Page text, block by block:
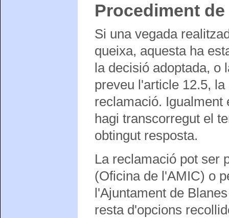
Procediment
Si una vegada
queixa, aquesta ha
la decisió adoptada, o
preveu l'article 12.5,
reclamació. Igualment
hagi transcorregut el
obtingut resposta.
La reclamació pot ser
(Oficina de l'AMIC) o
l'Ajuntament de
resta d'opcions